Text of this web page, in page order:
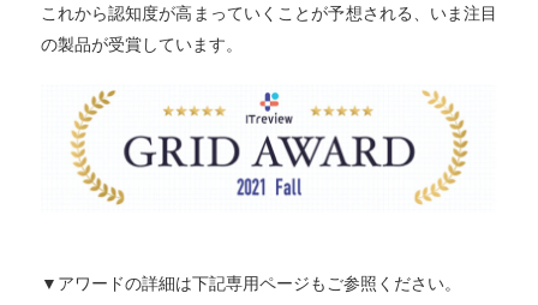
これから認知度が高まっていくことが予想される、いま注目
の製品が受賞しています。
▼アワードの詳細は下記専用ページもご参照ください。